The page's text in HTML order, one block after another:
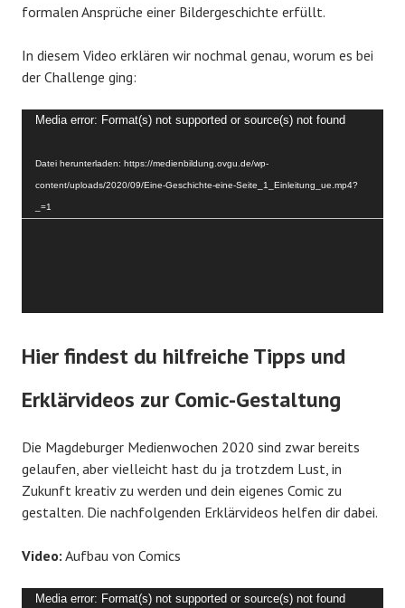
formalen Ansprüche einer Bildergeschichte erfüllt.
In diesem Video erklären wir nochmal genau, worum es bei
der Challenge ging:
Video-
Media error: Format(s) not supported or source(s) not found
Datei herunterladen: https://medienbildung.ovgu.de/wp-
content/uploads/2020/09/Eine-Geschichte-eine-Seite_1_Einleitung_ue.mp4?
_=1
Hier findest du hilfreiche Tipps und
Erklärvideos zur Comic-Gestaltung
Die Magdeburger Medienwochen 2020 sind zwar bereits
gelaufen, aber vielleicht hast du ja trotzdem Lust, in
Zukunft kreativ zu werden und dein eigenes Comic zu
gestalten. Die nachfolgenden Erklärvideos helfen dir dabei.
Video: Aufbau von Comics
Video-
Media error: Format(s) not supported or source(s) not found